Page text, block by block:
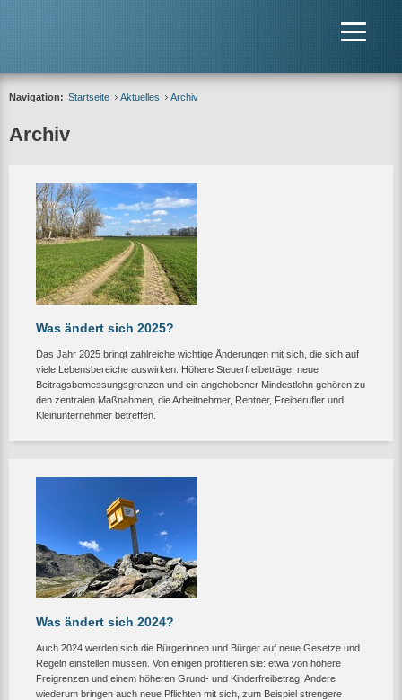
Navigation: Startseite Aktuelles Archiv
Archiv
Was ändert sich 2025?
Das Jahr 2025 bringt zahlreiche wichtige Änderungen mit sich, die sich auf
viele Lebensbereiche auswirken. Höhere Steuerfreibeträge, neue
Beitragsbemessungsgrenzen und ein angehobener Mindestlohn gehören zu
den zentralen Maßnahmen, die Arbeitnehmer, Rentner, Freiberufler und
Kleinunternehmer betreffen.
Was ändert sich 2024?
Auch 2024 werden sich die Bürgerinnen und Bürger auf neue Gesetze und
Regeln einstellen müssen. Von einigen profitieren sie: etwa von höhere
Freigrenzen und einem höheren Grund- und Kinderfreibetrag. Andere
wiederum bringen auch neue Pflichten mit sich, zum Beispiel strengere